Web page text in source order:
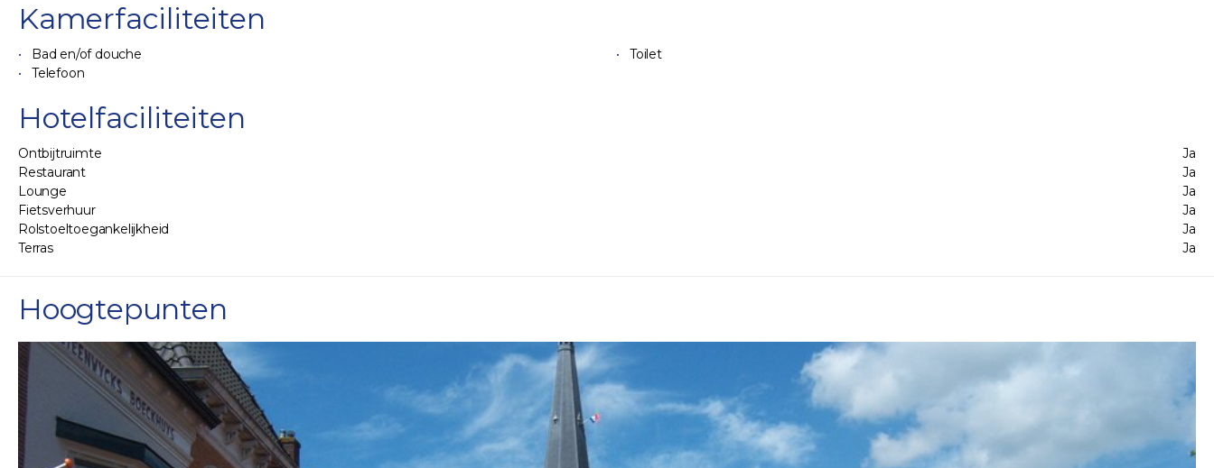
Kamerfaciliteiten
Bad en/of douche
Toilet
Telefoon
Hotelfaciliteiten
Ontbijtruimte
Ja
Restaurant
Ja
Lounge
Ja
Fietsverhuur
Ja
Rolstoeltoegankelijkheid
Ja
Terras
Ja
Hoogtepunten